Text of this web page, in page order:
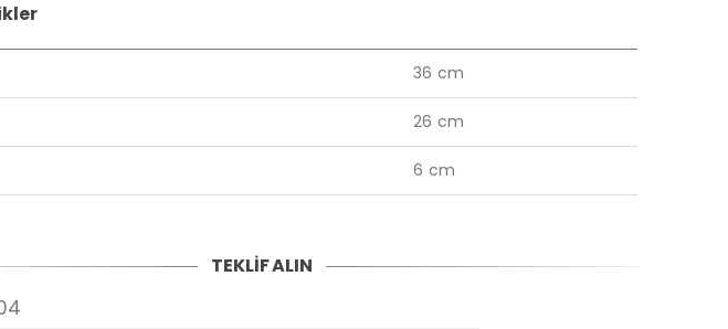
36 cm
26 cm
6 cm
TEKLİF ALIN